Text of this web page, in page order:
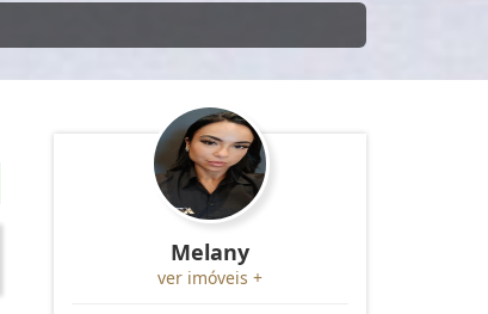
Melany
ver imóveis +